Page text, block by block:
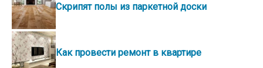
Скрипят полы из паркетной доски
Как провести ремонт в квартире